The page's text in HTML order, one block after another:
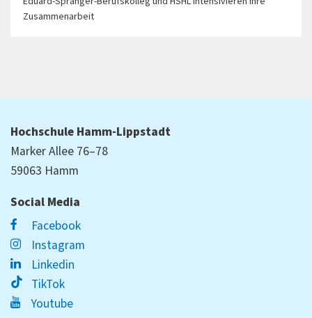
Zusammenarbeit
Hochschule Hamm-Lippstadt
Marker Allee 76–78
59063 Hamm
Social Media
Facebook
Instagram
Linkedin
TikTok
Youtube